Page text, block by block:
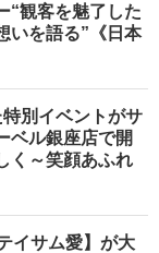
“観客を魅了した
いを語る”《日本
別イベントがサ
ベル銀座店で開
く～笑顔あふれ
イサム愛】が大